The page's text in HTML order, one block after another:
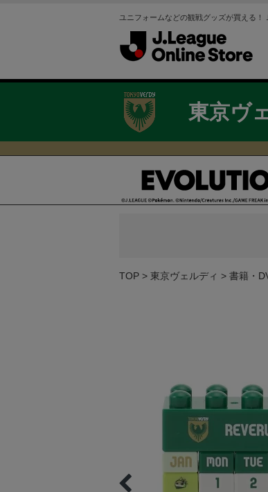
ユニフォームなどの観戦グッズが買える！
東京ヴ
TOP 東京ヴェルディ 書籍・